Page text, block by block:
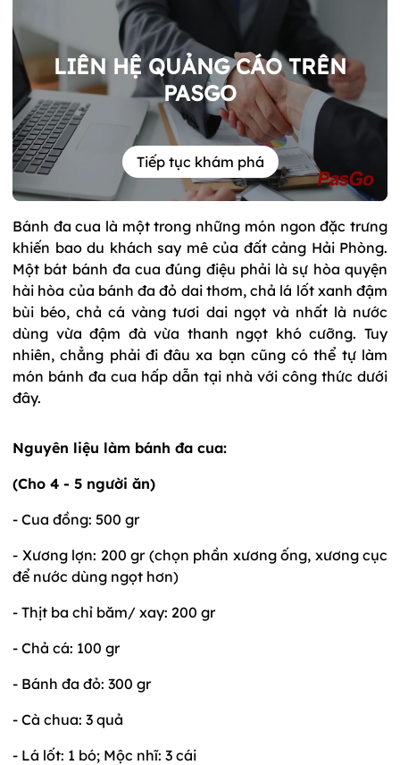
LIÊN HỆ QUẢNG CÁO TRÊN
PASGO
Tiếp tục khám phá
Bánh đa cua là một trong những món ngon đặc trưng
khiến bao du khách say mê của đất cảng Hải Phòng.
Một bát bánh đa cua đúng điệu phải là sự hòa quyện
hài hòa của bánh đa đỏ dai thơm, chả lá lốt xanh đậm
bùi béo, chả cá vàng tươi dai ngọt và nhất là nước
dùng vừa đậm đà vừa thanh ngọt khó cưỡng. Tuy
nhiên, chẳng phải đi đâu xa bạn cũng có thể tự làm
món bánh đa cua hấp dẫn tại nhà với công thức dưới
đây.
Nguyên liệu làm bánh đa cua:
(Cho 4 - 5 người ăn)
- Cua đồng: 500 gr
- Xương lợn: 200 gr (chọn phần xương ống, xương cục
để nước dùng ngọt hơn)
- Thịt ba chỉ băm/ xay: 200 gr
- Chả cá: 100 gr
- Bánh đa đỏ: 300 gr
- Cà chua: 3 quả
- Lá lốt: 1 bó; Mộc nhĩ: 3 cái